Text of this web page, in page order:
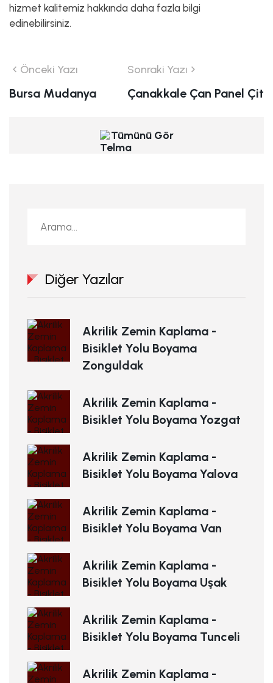
hizmet kalitemiz hakkında daha fazla bilgi
edinebilirsiniz.
Önceki Yazı
Bursa Mudanya
Sonraki Yazı
Çanakkale Çan Panel Çit
Tümünü Gör
Diğer Yazılar
Akrilik Zemin Kaplama -
Bisiklet Yolu Boyama
Zonguldak
Akrilik Zemin Kaplama -
Bisiklet Yolu Boyama Yozgat
Akrilik Zemin Kaplama -
Bisiklet Yolu Boyama Yalova
Akrilik Zemin Kaplama -
Bisiklet Yolu Boyama Van
Akrilik Zemin Kaplama -
Bisiklet Yolu Boyama Uşak
Akrilik Zemin Kaplama -
Bisiklet Yolu Boyama Tunceli
Akrilik Zemin Kaplama -